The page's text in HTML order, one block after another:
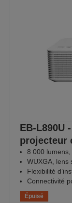
EB-L890U
projecteur
8 000
WUXGA, lens
Flexibilité
Connectivité
Épuisé